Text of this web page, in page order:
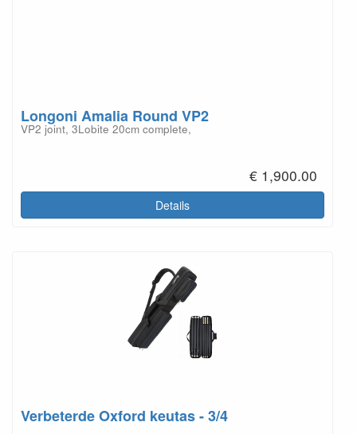
Longoni Amalia Round VP2
VP2 joint, 3Lobite 20cm complete,
€ 1,900.00
Details
Verbeterde Oxford keutas - 3/4